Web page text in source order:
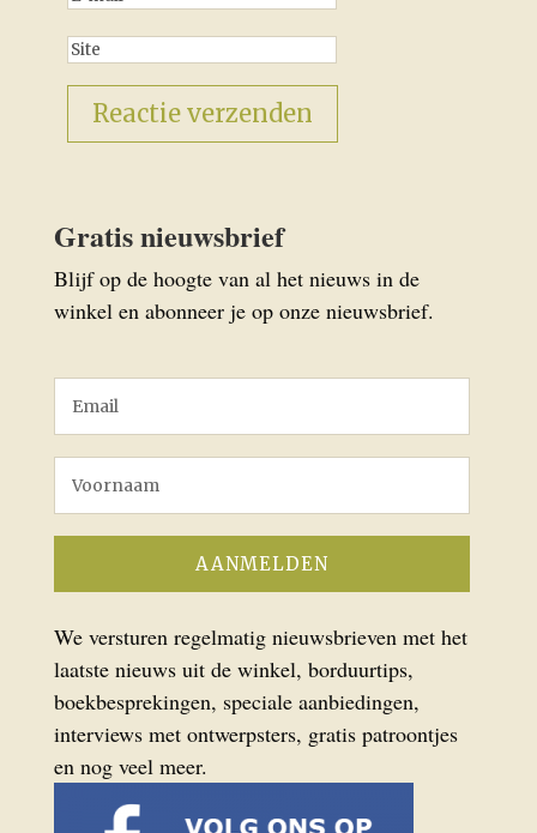
Gratis nieuwsbrief
Blijf op de hoogte van al het nieuws in de
winkel en abonneer je op onze nieuwsbrief.
We versturen regelmatig nieuwsbrieven met het
laatste nieuws uit de winkel, borduurtips,
boekbesprekingen, speciale aanbiedingen,
interviews met ontwerpsters, gratis patroontjes
en nog veel meer.